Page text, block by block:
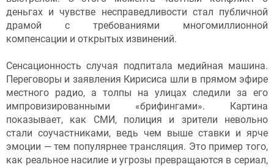
деньгах и чувстве несправедливости стал публичной
драмой с требованиями многомиллионной
компенсации и открытых извинений.
Сенсационность случая подпитала медийная машина.
Переговоры и заявления Кирисиса шли в прямом эфире
местного радио, а толпы на улицах следили за его
импровизированными «брифингами». Картина
показывает, как СМИ, полиция и зрители невольно
стали соучастниками, ведь чем выше ставки и ярче
эмоции — тем популярнее трансляция. Это пример того,
как реальное насилие и угрозы превращаются в сериал,